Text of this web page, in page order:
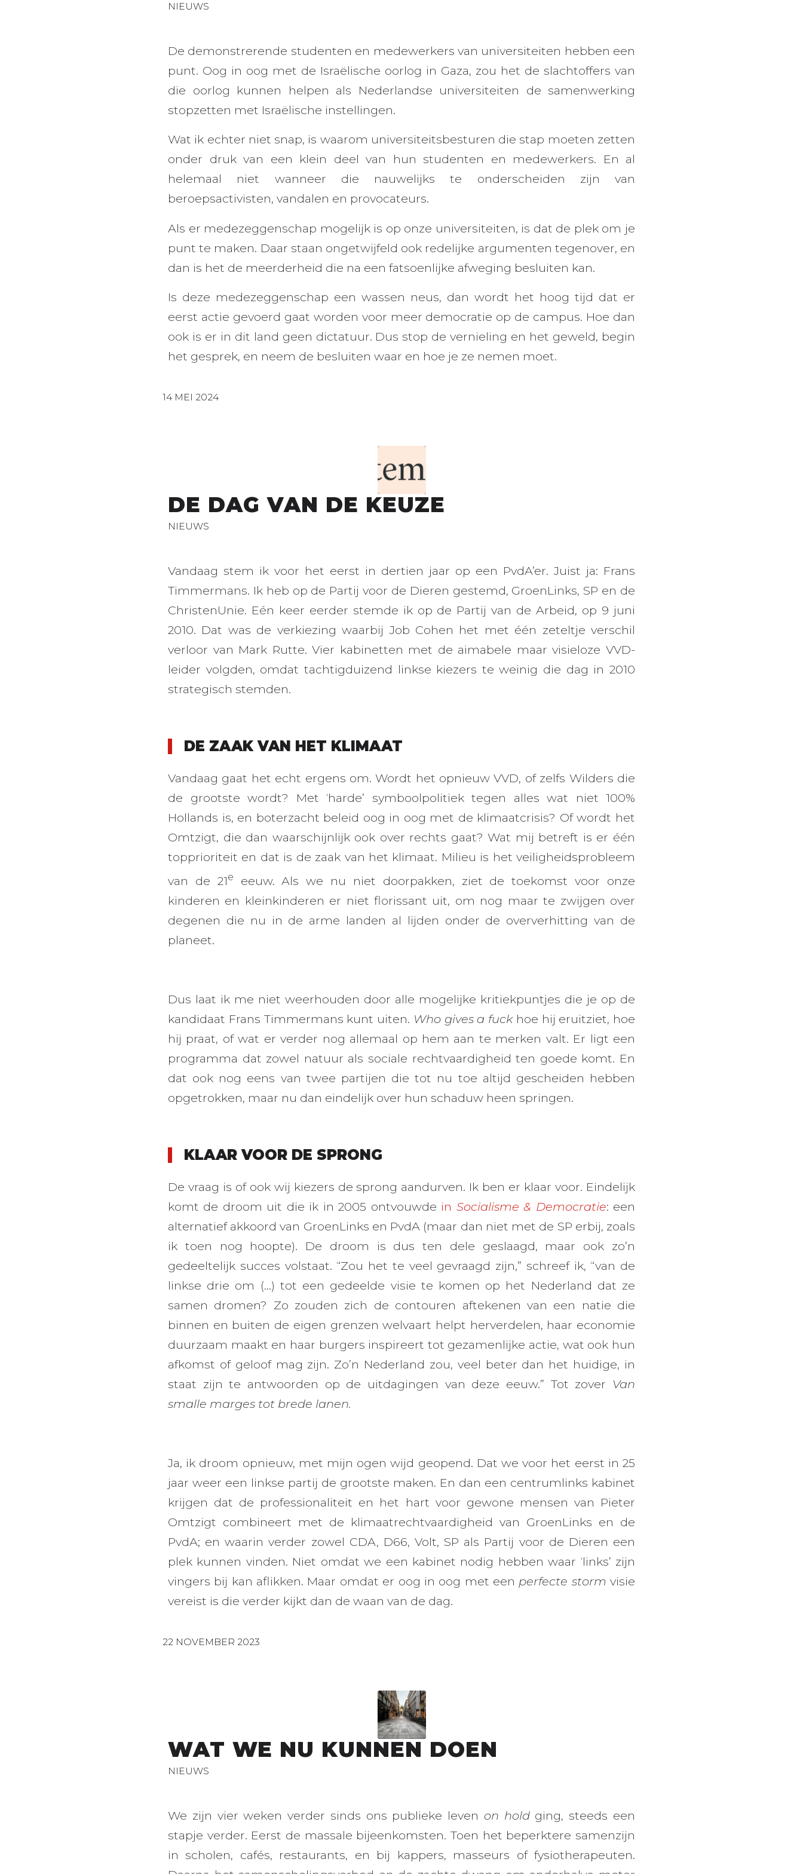
NIEUWS
De demonstrerende studenten en medewerkers van universiteiten hebben een
punt. Oog in oog met de Israëlische oorlog in Gaza, zou het de slachtoffers van
die oorlog kunnen helpen als Nederlandse universiteiten de samenwerking
stopzetten met Israëlische instellingen.
Wat ik echter niet snap, is waarom universiteitsbesturen die stap moeten zetten
onder druk van een klein deel van hun studenten en medewerkers. En al
helemaal niet wanneer die nauwelijks te onderscheiden zijn van
beroepsactivisten, vandalen en provocateurs.
Als er medezeggenschap mogelijk is op onze universiteiten, is dat de plek om je
punt te maken. Daar staan ongetwijfeld ook redelijke argumenten tegenover, en
dan is het de meerderheid die na een fatsoenlijke afweging besluiten kan.
Is deze medezeggenschap een wassen neus, dan wordt het hoog tijd dat er
eerst actie gevoerd gaat worden voor meer democratie op de campus. Hoe dan
ook is er in dit land geen dictatuur. Dus stop de vernieling en het geweld, begin
het gesprek, en neem de besluiten waar en hoe je ze nemen moet.
14 MEI 2024
DE DAG VAN DE KEUZE
NIEUWS
Vandaag stem ik voor het eerst in dertien jaar op een PvdA’er. Juist ja: Frans
Timmermans. Ik heb op de Partij voor de Dieren gestemd, GroenLinks, SP en de
ChristenUnie. Eén keer eerder stemde ik op de Partij van de Arbeid, op 9 juni
2010. Dat was de verkiezing waarbij Job Cohen het met één zeteltje verschil
verloor van Mark Rutte. Vier kabinetten met de aimabele maar visieloze VVD-
leider volgden, omdat tachtigduizend linkse kiezers te weinig die dag in 2010
strategisch stemden.
DE ZAAK VAN HET KLIMAAT
Vandaag gaat het echt ergens om. Wordt het opnieuw VVD, of zelfs Wilders die
de grootste wordt? Met ‘harde’ symboolpolitiek tegen alles wat niet 100%
Hollands is, en boterzacht beleid oog in oog met de klimaatcrisis? Of wordt het
Omtzigt, die dan waarschijnlijk ook over rechts gaat? Wat mij betreft is er één
topprioriteit en dat is de zaak van het klimaat. Milieu is het veiligheidsprobleem
van de 21e
eeuw. Als we nu niet doorpakken, ziet de toekomst voor onze
kinderen en kleinkinderen er niet florissant uit, om nog maar te zwijgen over
degenen die nu in de arme landen al lijden onder de oververhitting van de
planeet.
Dus laat ik me niet weerhouden door alle mogelijke kritiekpuntjes die je op de
kandidaat Frans Timmermans kunt uiten. Who gives a fuckhoe hij eruitziet, hoe
hij praat, of wat er verder nog allemaal op hem aan te merken valt. Er ligt een
programma dat zowel natuur als sociale rechtvaardigheid ten goede komt. En
dat ook nog eens van twee partijen die tot nu toe altijd gescheiden hebben
opgetrokken, maar nu dan eindelijk over hun schaduw heen springen.
KLAAR VOOR DE SPRONG
De vraag is of ook wij kiezers de sprong aandurven. Ik ben er klaar voor. Eindelijk
komt de droom uit die ik in 2005 ontvouwde in Socialisme & Democratie: een
alternatief akkoord van GroenLinks en PvdA (maar dan niet met de SP erbij, zoals
ik toen nog hoopte). De droom is dus ten dele geslaagd, maar ook zo’n
gedeeltelijk succes volstaat. “Zou het te veel gevraagd zijn,” schreef ik, “van de
linkse drie om (…) tot een gedeelde visie te komen op het Nederland dat ze
samen dromen? Zo zouden zich de contouren aftekenen van een natie die
binnen en buiten de eigen grenzen welvaart helpt herverdelen, haar economie
duurzaam maakt en haar burgers inspireert tot gezamenlijke actie, wat ook hun
afkomst of geloof mag zijn. Zo’n Nederland zou, veel beter dan het huidige, in
staat zijn te antwoorden op de uitdagingen van deze eeuw.” Tot zover Van
smalle marges tot brede lanen.
Ja, ik droom opnieuw, met mijn ogen wijd geopend. Dat we voor het eerst in 25
jaar weer een linkse partij de grootste maken. En dan een centrumlinks kabinet
krijgen dat de professionaliteit en het hart voor gewone mensen van Pieter
Omtzigt combineert met de klimaatrechtvaardigheid van GroenLinks en de
PvdA; en waarin verder zowel CDA, D66, Volt, SP als Partij voor de Dieren een
plek kunnen vinden. Niet omdat we een kabinet nodig hebben waar ‘links’ zijn
vingers bij kan aflikken. Maar omdat er oog in oog met een perfecte storm visie
vereist is die verder kijkt dan de waan van de dag.
22 NOVEMBER 2023
WAT WE NU KUNNEN DOEN
NIEUWS
We zijn vier weken verder sinds ons publieke leven on holdging, steeds een
stapje verder. Eerst de massale bijeenkomsten. Toen het beperktere samenzijn
in scholen, cafés, restaurants, en bij kappers, masseurs of fysiotherapeuten.